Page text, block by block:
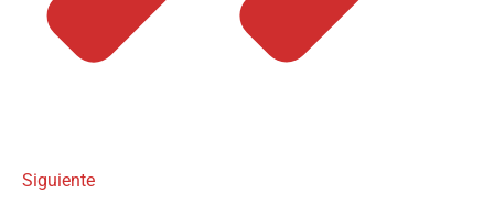
Siguiente